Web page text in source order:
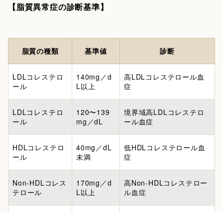
【脂質異常症の診断基準】
脂質の種類 基準値 診断
LDLコレステロ
ール
140mg／d
L以上
高LDLコレステロール血
症
LDLコレステロ
ール
120〜139
mg／dL
境界域高LDLコレステロ
ール血症
HDLコレステロ
ール
40mg／dL
未満
低HDLコレステロール血
症
Non-HDLコレス
テロール
170mg／d
L以上
高Non-HDLコレステロー
ル血症